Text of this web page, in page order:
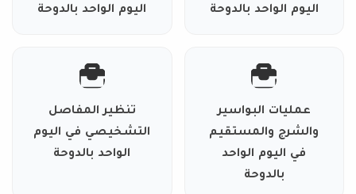
اليوم الواحد بالدوحة
اليوم الواحد بالدوحة
عمليات البواسير
والشرج والمستقيم
في اليوم الواحد
بالدوحة
تنظير المفاصل
التشخيصي في اليوم
الواحد بالدوحة